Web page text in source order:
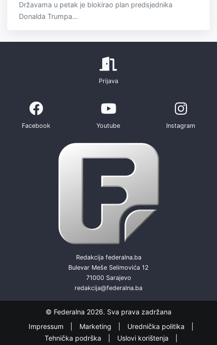
Državama u petak je blokirao plan predsjednika
Donalda Trumpa...
Prijava
Facebook Youtube Instagram
Redakcija federalna.ba
Bulevar Meše Selimovića 12
71000 Sarajevo
redakcija@federalna.ba
© Federalna 2026. Sva prava zadržana
Impressum
Marketing
Urednička politika
Tehnička podrška
Uslovi korištenja